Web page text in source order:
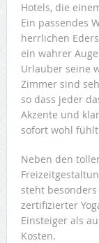
Hotels, die
Ein passendes
herrlichen
ein wahrer
Urlauber seine
Zimmer sind
so dass jeder
Akzente und
sofort wohl
Neben den
steht
zertifizierter
Einsteiger als
Kosten.